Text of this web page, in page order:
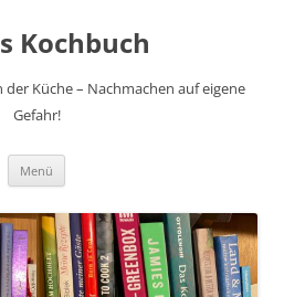
Kochbuch
Küche – Nachmachen auf eigene
Gefahr!
Menü